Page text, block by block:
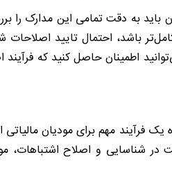
باید به دقت تمامی این مدارک را
باشد، احتمال تایید اصلاحات
اطمینان حاصل کنید که
یک فرآیند مهم برای مودیان
شناسایی و اصلاح اشتباهات،